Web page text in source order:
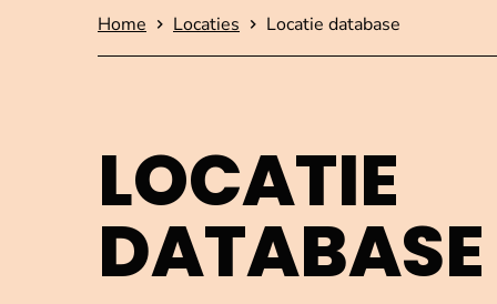
Home Locaties Locatie database
LOCATIE
DATABASE